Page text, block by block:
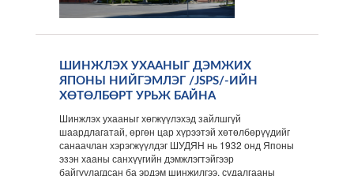
ШИНЖЛЭХ УХААНЫГ ДЭМЖИХ
ЯПОНЫ НИЙГЭМЛЭГ /JSPS/-ИЙН
ХӨТӨЛБӨРТ УРЬЖ БАЙНА
Шинжлэх ухааныг хөгжүүлэхэд зайлшгүй
шаардлагатай, өргөн цар хүрээтэй хөтөлбөрүүдийг
санаачлан хэрэгжүүлдэг ШУДЯН нь 1932 онд Японы
эзэн хааны санхүүгийн дэмжлэгтэйгээр
байгуулагдсан ба эрдэм шинжилгээ, судалгааны